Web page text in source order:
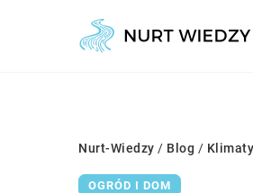
Nurt-Wiedzy / Blog /
OGRÓD I DOM